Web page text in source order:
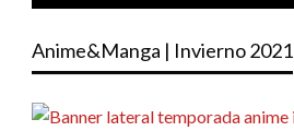
Anime&Manga | Invierno 2021